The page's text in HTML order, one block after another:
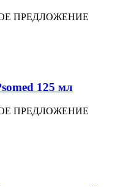
ПРЕДЛОЖЕНИЕ
125 мл
ПРЕДЛОЖЕНИЕ